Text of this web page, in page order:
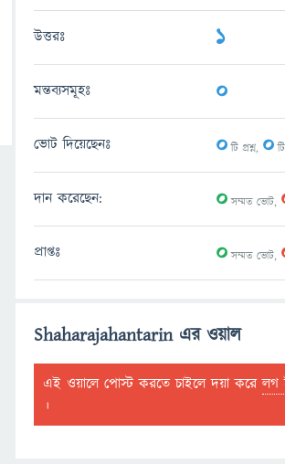
উত্তরঃ 1
মন্তব্যসমূহঃ 0
ভোট দিয়েছেনঃ 0টি প্রশ্ন, 0
দান করেছেন: 0সম্মত ভোট,
প্রাপ্তঃ 0সম্মত ভোট,
Shaharajahantarin এর ওয়াল
এই ওয়ালে পোস্ট করতে চাইলে দয়া করেলগ
।